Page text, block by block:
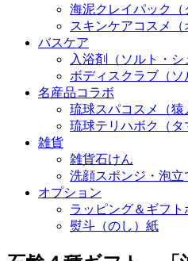
海泥クレイパック（
スキンケアコスメ（
バスケア
入浴剤（ソルト・シ
ボディスクラブ（ソ
名産品コラボ
琉球スパコスメ（猿
琉球テリハボク（タ
雑貨
雑貨石けん
洗顔スポンジ・泡立
オプション
ラッピング＆ギフト
熨斗（のし）紙